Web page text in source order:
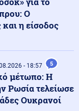
παρουσιάσει το
Ο
η είσοδος
- 18:57 5
μέτωπο: Η
Ρωσία τελείωσε
Ουκρανοί